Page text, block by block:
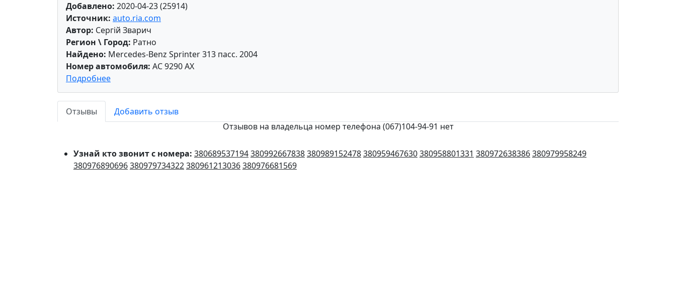
Добавлено: 2020-04-23 (25914)
Источник: auto.ria.com
Автор: Сергій Зварич
Регион \ Город: Ратно
Найдено: Mercedes-Benz Sprinter 313 пасс. 2004
Номер автомобиля: AC 9290 AX
Подробнее
Отзывы
Добавить отзыв
Отзывов на владельца номер телефона (067)104-94-91 нет
Узнай кто звонит с номера: 380689537194380992667838380989152478380959467630380958801331 380972638386380979958249
380976890696380979734322380961213036380976681569